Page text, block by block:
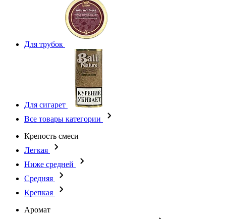
Для трубок
Для сигарет
Все товары категории
Крепость смеси
Легкая
Ниже средней
Средняя
Крепкая
Аромат